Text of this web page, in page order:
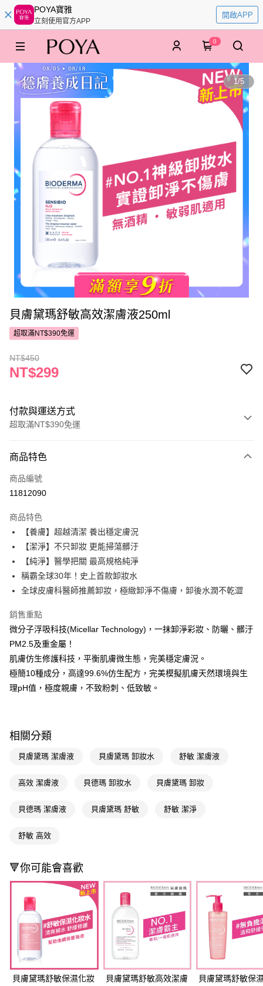
POYA寶雅
立刻使用官方APP
開啟APP
0
1/5
貝膚黛瑪舒敏高效潔膚液250ml
超取滿NT$390免運
NT$450
NT$299
付款與運送方式
超取滿NT$390免運
POYA支付
信用卡一次付款
LINE Pay
Apple Pay
街口支付
悠遊付
Google Pay
【關於「AFTEE先享後付」】
AFTEE先享後付是「在收到商品之後才付款」的支付方式。 讓您購物簡單
便利好安心！
【「AFTEE先享後付」結帳流程】
結帳頁面，進行簡訊認證並確認金額後，即可完成結帳。
３．收到繳費通知簡訊後14天內，點擊此簡訊中的連結，可透過四大超商／
購買商品的店家。未經商家同意取消之訂單仍視為有效，需透過AFTEE先享
※ 交易是否成功請以「AFTEE先享後付 」之結帳頁面顯示為準，若有關於
１．透過由恩沛科技股份有限公司提供之「AFTEE先享後付」服務完成之交
易，需依本服務之必要範圍內提供個人資料，並將交易相關給付款項請求債
權轉讓予恩沛科技股份有限公司。
２．關於個人資料處理事宜，請瀏覽以下網址：
https://aftee.tw/terms/#terms3
３．未成年的使用者請事先徵得法定代理人或監護人之同意方可使用
「AFTEE先享後付」，若未經同意申辦者引起之損失，本公司不負相關責
任。
４．使用「AFTEE先享後付」時，將依據個別帳號之用戶狀況，依本公司即
時審查核予不同之上限額度；若仍有額度不足之情形，本公司將視審查結果
即享券
每筆NT$65，滿NT$390(含以上)免運費
付款後全家取貨
每筆NT$65，滿NT$490(含以上)免運費
付款後萊爾富取貨
7-11取貨付款
每筆NT$65，滿NT$490(含以上)免運費
付款後7-11取貨
每筆NT$65，滿NT$490(含以上)免運費
宅配(本島)
每筆NT$100，滿NT$790(含以上)免運費
商品特色
商品編號
11812090
商品特色
【養膚】超越清潔 養出穩定膚況
【潔淨】不只卸妝 更能掃蕩髒汙
【純淨】醫學把關 最高規格純淨
稱霸全球30年！史上首款卸妝水
全球皮膚科醫師推薦卸妝，極緻卸淨不傷膚，卸後水潤不乾澀
銷售重點
微分子浮吸科技(Micellar Technology)，一抹卸淨彩妝、防曬、髒汙
PM2.5及重金屬！
肌膚仿生修護科技，平衡肌膚微生態，完美穩定膚況。
極簡10種成分，高達99.6%仿生配方，完美模擬肌膚天然環境與生
理pH值，極度親膚，不致粉刺、低致敏。
相關分類
貝膚黛瑪 潔膚液 貝膚黛瑪 卸妝水 舒敏 潔膚液
高效 潔膚液 貝德瑪 卸妝水 貝膚黛瑪 卸妝
貝德瑪 潔膚液 貝膚黛瑪 舒敏 舒敏 潔淨
舒敏 高效
🔻你可能會喜歡
貝膚黛瑪舒敏保濕化妝
貝膚黛瑪舒敏高效潔膚
貝膚黛瑪舒敏保